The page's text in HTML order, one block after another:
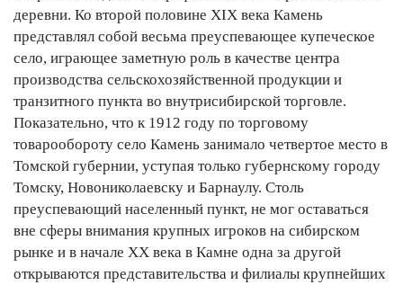
деревни. Ко второй половине XIX века Камень
представлял собой весьма преуспевающее купеческое
село, играющее заметную роль в качестве центра
производства сельскохозяйственной продукции и
транзитного пункта во внутрисибирской торговле.
Показательно, что к 1912 году по торговому
товарообороту село Камень занимало четвертое место в
Томской губернии, уступая только губернскому городу
Томску, Новониколаевску и Барнаулу. Столь
преуспевающий населенный пункт, не мог оставаться
вне сферы внимания крупных игроков на сибирском
рынке и в начале ХХ века в Камне одна за другой
открываются представительства и филиалы крупнейших